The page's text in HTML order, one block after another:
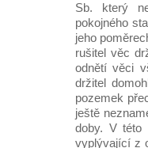
Sb. který
pokojného
jeho
rušitel věc
odnětí věci
držitel
pozemek
ještě
doby. V této
vyplývající z